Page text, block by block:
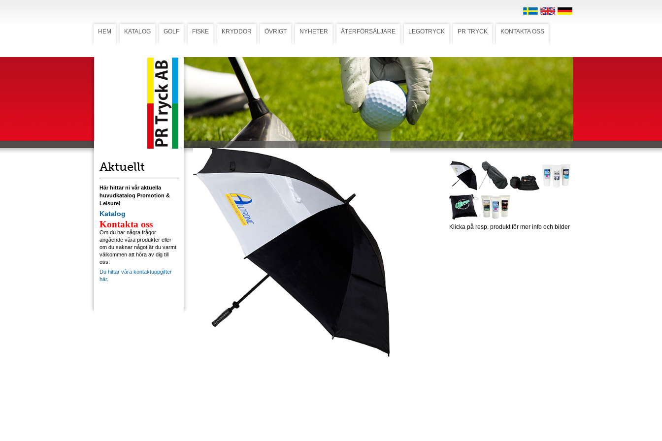
HEM KATALOG GOLF FISKE KRYDDOR ÖVRIGT NYHETER ÅTERFÖRSÄLJARE LEGOTRYCK PR TRYCK KONTAKTA OSS
Aktuellt
Här hittar ni vår aktuella
huvudkatalog Promotion &
Leisure!
Katalog
Kontakta oss
Om du har några frågor
angående våra produkter eller
om du saknar något är du varmt
välkommen att höra av dig till
oss.
Du hittar våra kontaktuppgifter
här.
Paraply
Ett generöst golfparaply med dubbla paneler i
kraftig nylon som klarar väder och vind.
Stomme i svart fiberglas och ergonomiskt
utformat grepp i gummi. Diameter 163 cm.
Paraplyet har sex svarta och två vita paneler
som förädlas med transfertryck.
Ladda ner mall med tryckstorlek
Klicka på resp. produkt för mer info och bilder
Ladda ner högupplöst bild